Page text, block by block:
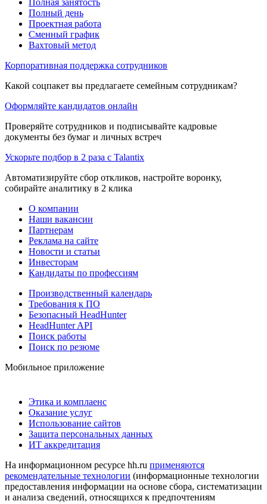
Полный день
Проектная работа
Сменный график
Вахтовый метод
Корпоративная поддержка сотрудников
Какой соцпакет вы предлагаете семейным сотрудникам?
Оформляйте кандидатов онлайн
Проверяйте сотрудников и подписывайте кадровые
документы без бумаг и личных встреч
Ускорьте подбор в 2 раза с Talantix
Автоматизируйте сбор откликов, настройте воронку,
собирайте аналитику в 2 клика
О компании
Наши вакансии
Партнерам
Реклама на сайте
Новости и статьи
Инвесторам
Кандидаты по профессиям
Производственный календарь
Требования к ПО
Безопасный HeadHunter
HeadHunter API
Поиск работы
Поиск по резюме
Мобильное приложение
Этика и комплаенс
Оказание услуг
Использование сайтов
Защита персональных данных
ИТ аккредитация
На информационном ресурсе hh.ru применяются
рекомендательные технологии (информационные технологии
предоставления информации на основе сбора, систематизации
и анализа сведений, относящихся к предпочтениям